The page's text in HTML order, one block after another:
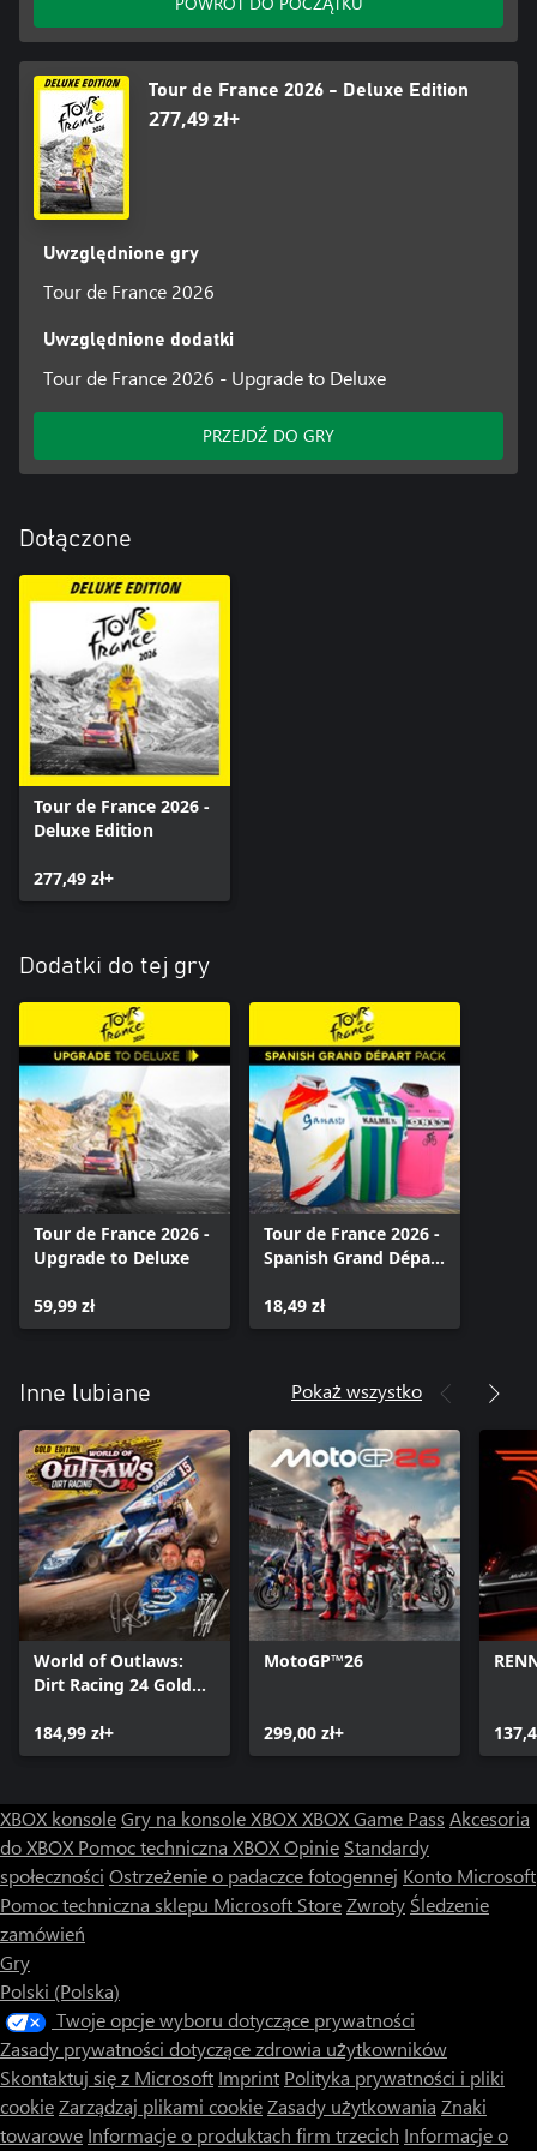
• Opcje pogodowe z deszczem dostępne w trybach MyTour i
Criterium.
Tour de France 2026 - Deluxe Edition
277,49 zł+
Uwzględnione gry
Tour de France 2026
Uwzględnione dodatki
Tour de France 2026 - Upgrade to Deluxe
PRZEJDŹ DO GRY
Dołączone
Tour de France 2026 -
Deluxe Edition
277,49 zł+
Dodatki do tej gry
Tour de France 2026 -
Upgrade to Deluxe
59,99 zł
Tour de France 2026 -
Spanish Grand Départ
18,49 zł
Inne lubiane Pokaż wszystko
World of Outlaws:
Dirt Racing 24 Gold
184,99 zł+
MotoGP™26
299,00 zł+
XBOX konsoleGry na konsole XBOXXBOX Game Pass Akcesoria
do XBOX Pomoc techniczna XBOXOpinie Standardy
społeczności Ostrzeżenie o padaczce fotogennej Konto Microsoft
Pomoc techniczna sklepu Microsoft StoreZwroty Śledzenie
zamówień
Gry
Polski (Polska)
Twoje opcje wyboru dotyczące prywatności
Zasady prywatności dotyczące zdrowia użytkowników
Skontaktuj się z Microsoft Imprint Polityka prywatności i pliki
cookieZarządzaj plikami cookieZasady użytkowania Znaki
towarowe Informacje o produktach firm trzecich Informacje o